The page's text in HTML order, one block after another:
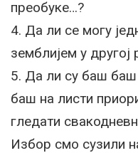
преобуке…?
4. Да ли се могу
земблијем у другој
5. Да ли су баш баш
баш на листи
гледати
Избор смо сузили